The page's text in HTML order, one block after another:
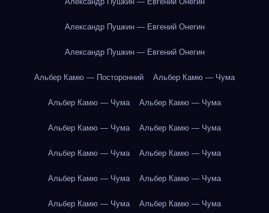
Александр Пушкин — Евгений Онегин
Александр Пушкин — Евгений Онегин
Альбер Камю — Посторонний Альбер Камю — Чума
Альбер Камю — Чума Альбер Камю — Чума
Альбер Камю — Чума Альбер Камю — Чума
Альбер Камю — Чума Альбер Камю — Чума
Альбер Камю — Чума Альбер Камю — Чума
Альбер Камю — Чума Альбер Камю — Чума